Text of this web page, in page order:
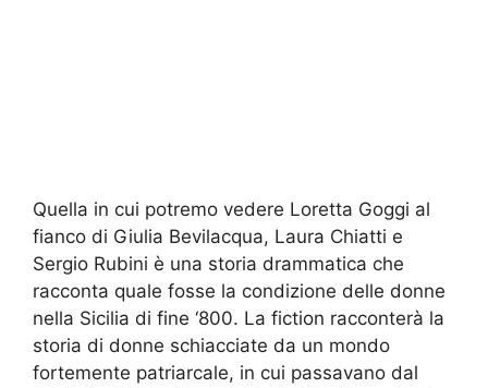
Quella in cui potremo vedere Loretta Goggi al
fianco di Giulia Bevilacqua, Laura Chiatti e
Sergio Rubini è una storia drammatica che
racconta quale fosse la condizione delle donne
nella Sicilia di fine ‘800. La fiction racconterà la
storia di donne schiacciate da un mondo
fortemente patriarcale, in cui passavano dal